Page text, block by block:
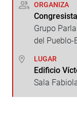
ORGANIZA
Grupo
del Pueblo-
LUGAR
Edificio
Sala